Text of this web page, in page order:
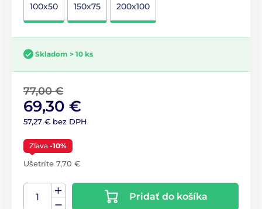
100x50 150x75 200x100
Skladom > 10 ks
77,00 €
69,30 €
57,27 € bez DPH
Zľava -10%
Ušetríte 7,70 €
Pridať do košíka